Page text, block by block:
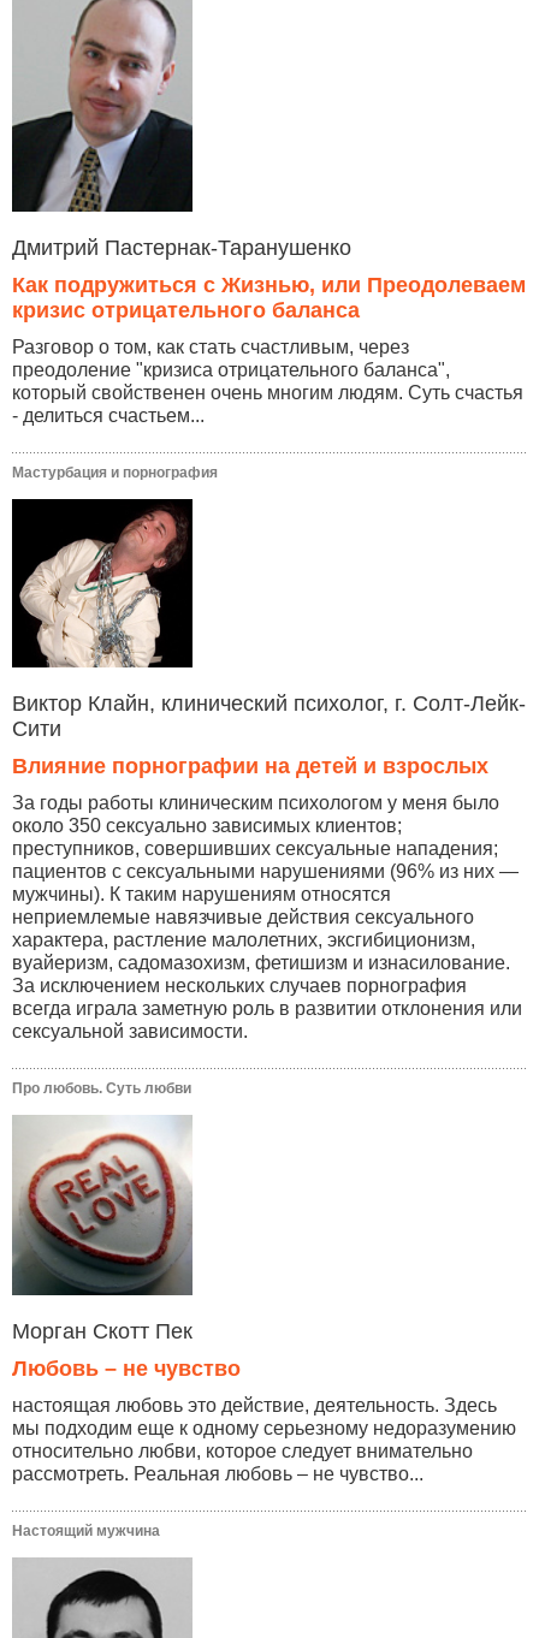
Дмитрий Пастернак-Таранушенко
Как подружиться с Жизнью, или Преодолеваем
кризис отрицательного баланса
Разговор о том, как стать счастливым, через
преодоление "кризиса отрицательного баланса",
который свойственен очень многим людям. Суть счастья
- делиться счастьем...
Мастурбация и порнография
Виктор Клайн, клинический психолог, г. Солт-Лейк-
Сити
Влияние порнографии на детей и взрослых
За годы работы клиническим психологом у меня было
около 350 сексуально зависимых клиентов;
преступников, совершивших сексуальные нападения;
пациентов с сексуальными нарушениями (96% из них —
мужчины). К таким нарушениям относятся
неприемлемые навязчивые действия сексуального
характера, растление малолетних, эксгибиционизм,
вуайеризм, садомазохизм, фетишизм и изнасилование.
За исключением нескольких случаев порнография
всегда играла заметную роль в развитии отклонения или
сексуальной зависимости.
Про любовь. Суть любви
Морган Скотт Пек
Любовь – не чувство
настоящая любовь это действие, деятельность. Здесь
мы подходим еще к одному серьезному недоразумению
относительно любви, которое следует внимательно
рассмотреть. Реальная любовь – не чувство...
Настоящий мужчина